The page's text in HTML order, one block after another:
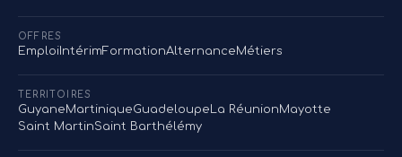
OFFRES
EmploiIntérimFormationAlternanceMétiers
TERRITOIRES
GuyaneMartiniqueGuadeloupe La RéunionMayotte
Saint MartinSaint Barthélémy